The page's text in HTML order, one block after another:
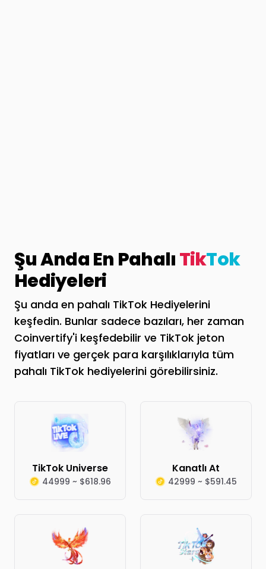
Şu Anda En PahalıTikTok
Hediyeleri
Şu anda en pahalı TikTok Hediyelerini
keşfedin. Bunlar sadece bazıları, her zaman
Coinvertify'i keşfedebilir ve TikTok jeton
fiyatları ve gerçek para karşılıklarıyla tüm
pahalı TikTok hediyelerini görebilirsiniz.
TikTok Universe
44999 ~ $618.96
Kanatlı At
42999 ~ $591.45